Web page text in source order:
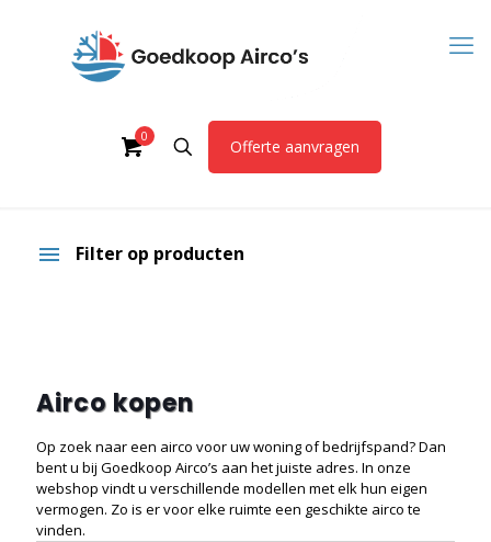
0
Offerte aanvragen
Airco kopen
Op zoek naar een airco voor uw woning of bedrijfspand? Dan
bent u bij Goedkoop Airco’s aan het juiste adres. In onze
webshop vindt u verschillende modellen met elk hun eigen
vermogen. Zo is er voor elke ruimte een geschikte airco te
vinden.
Filter op producten